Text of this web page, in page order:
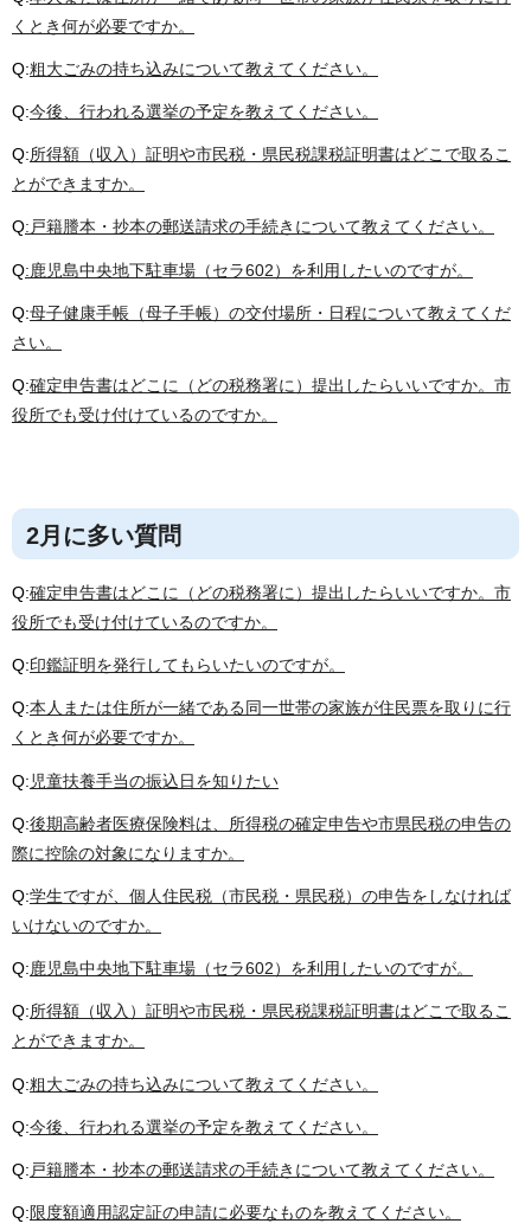
くとき何が必要ですか。
Q:粗大ごみの持ち込みについて教えてください。
Q:今後、行われる選挙の予定を教えてください。
Q:所得額（収入）証明や市民税・県民税課税証明書はどこで取るこ
とができますか。
Q:戸籍謄本・抄本の郵送請求の手続きについて教えてください。
Q:鹿児島中央地下駐車場（セラ602）を利用したいのですが。
Q:母子健康手帳（母子手帳）の交付場所・日程について教えてくだ
さい。
Q:確定申告書はどこに（どの税務署に）提出したらいいですか。市
役所でも受け付けているのですか。
2月に多い質問
Q:確定申告書はどこに（どの税務署に）提出したらいいですか。市
役所でも受け付けているのですか。
Q:印鑑証明を発行してもらいたいのですが。
Q:本人または住所が一緒である同一世帯の家族が住民票を取りに行
くとき何が必要ですか。
Q:児童扶養手当の振込日を知りたい
Q:後期高齢者医療保険料は、所得税の確定申告や市県民税の申告の
際に控除の対象になりますか。
Q:学生ですが、個人住民税（市民税・県民税）の申告をしなければ
いけないのですか。
Q:鹿児島中央地下駐車場（セラ602）を利用したいのですが。
Q:所得額（収入）証明や市民税・県民税課税証明書はどこで取るこ
とができますか。
Q:粗大ごみの持ち込みについて教えてください。
Q:今後、行われる選挙の予定を教えてください。
Q: 戸籍謄本・抄本の郵送請求の手続きについて教えてください。
Q:限度額適用認定証の申請に必要なものを教えてください。